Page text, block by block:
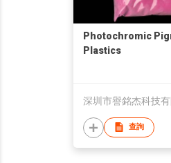
Photochromic
Plastics
深圳市譽銘杰科技有
查詢